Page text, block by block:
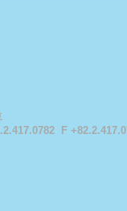
F